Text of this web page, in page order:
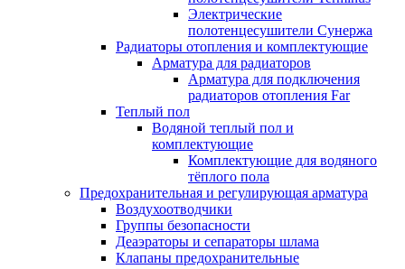
Электрические
полотенцесушители Сунержа
Радиаторы отопления и комплектующие
Арматура для радиаторов
Арматура для подключения
радиаторов отопления Far
Теплый пол
Водяной теплый пол и
комплектующие
Комплектующие для водяного
тёплого пола
Предохранительная и регулирующая арматура
Воздухоотводчики
Группы безопасности
Деаэраторы и сепараторы шлама
Клапаны предохранительные